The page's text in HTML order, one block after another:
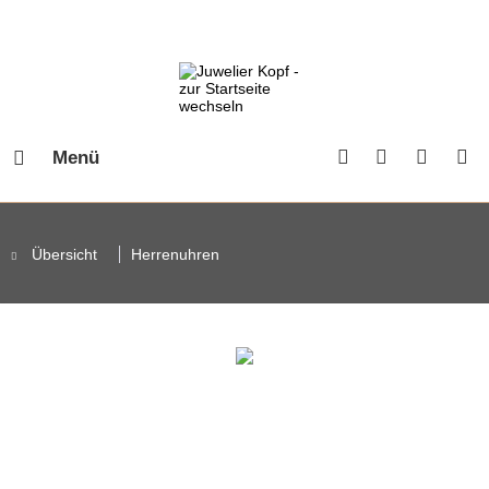
Menü
Übersicht Herrenuhren